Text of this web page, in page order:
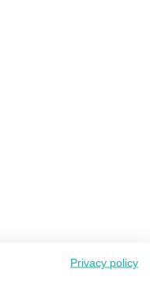
Privacy policy